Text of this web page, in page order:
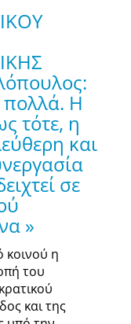
πολλά. Η
τότε, η
και
σε
»
κοινού η
του
και της